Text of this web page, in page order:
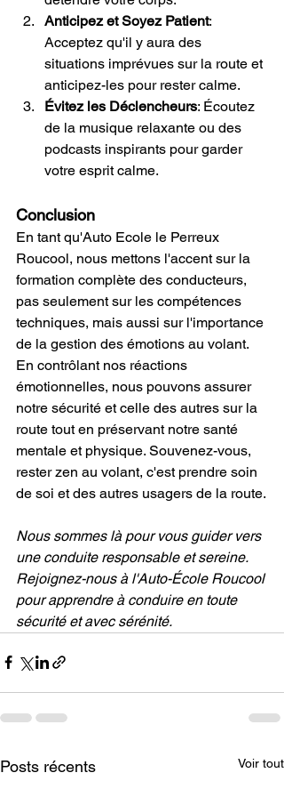
Anticipez et Soyez Patient:
Acceptez qu'il y aura des
situations imprévues sur la route et
anticipez-les pour rester calme.
Évitez les Déclencheurs: Écoutez
de la musique relaxante ou des
podcasts inspirants pour garder
votre esprit calme.
Conclusion
En tant qu'Auto Ecole le Perreux
Roucool, nous mettons l'accent sur la
formation complète des conducteurs,
pas seulement sur les compétences
techniques, mais aussi sur l'importance
de la gestion des émotions au volant.
En contrôlant nos réactions
émotionnelles, nous pouvons assurer
notre sécurité et celle des autres sur la
route tout en préservant notre santé
mentale et physique. Souvenez-vous,
rester zen au volant, c'est prendre soin
de soi et des autres usagers de la route.
Nous sommes là pour vous guider vers
une conduite responsable et sereine.
Rejoignez-nous à l'Auto-École Roucool
pour apprendre à conduire en toute
sécurité et avec sérénité.
Posts récents Voir tout